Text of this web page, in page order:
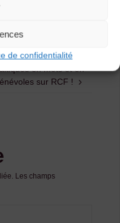
de confidentialité
la prochaine
en mots et en
sur RCF !
Les champs